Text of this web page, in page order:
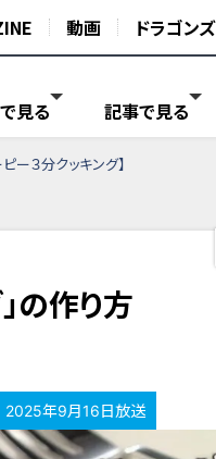
動画 ドラゴンズ
見る 記事で見る
ー３分クッキング】
の作り方
2025年9月16日放送